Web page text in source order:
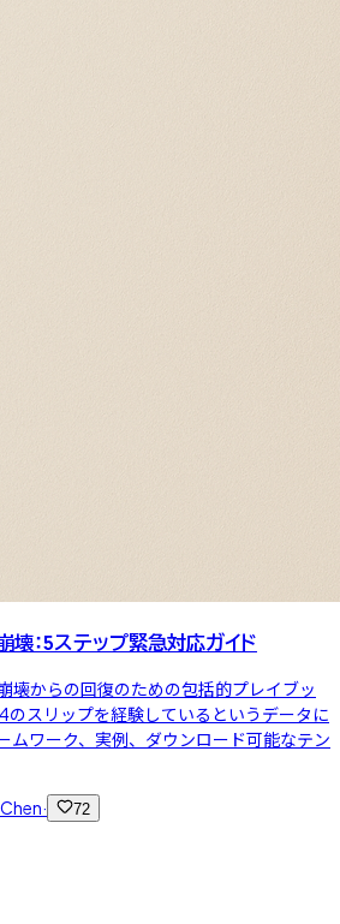
壊：5ステップ緊急対応ガイド
壊からの回復のための包括的プレイブッ
スリップを経験しているというデータに
ムワーク、実例、ダウンロード可能なテン
· 72